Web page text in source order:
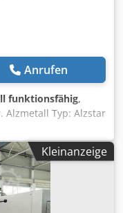
Anrufen
funktionsfähig,
Alzmetall Typ: Alzstar
Bohrvermögen in
60: M 12,
MK 2,
80 mm,
65 mm,
mm, T-Nuten
Kleinanzeige